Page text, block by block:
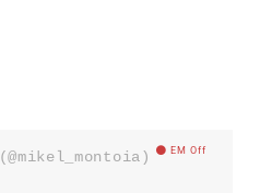
(@mikel_montoia) EM Off